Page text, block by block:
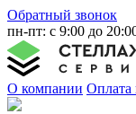
Обратный звонок
пн-пт: с 9:00 до
О компании Оплата